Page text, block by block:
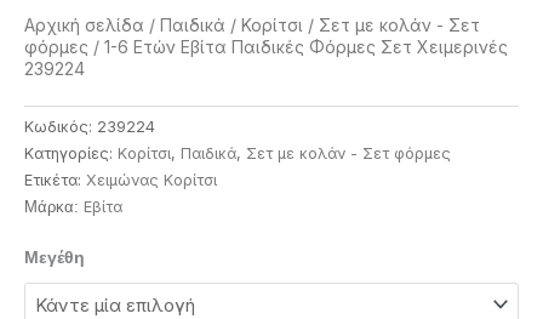
Αρχική σελίδα / Παιδικά / Κορίτσι / Σετ με κολάν - Σετ
φόρμες / 1-6 Eτών Εβίτα Παιδικές Φόρμες Σετ Χειμερινές
239224
Κωδικός: 239224
Κατηγορίες: Κορίτσι, Παιδικά, Σετ με κολάν - Σετ φόρμες
Ετικέτα: Χειμώνας Κορίτσι
Μάρκα: Eβίτα
Μεγέθη
1-
6
Eτών